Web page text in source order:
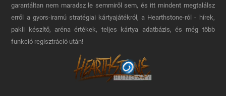
garantáltan nem maradsz le semmiről sem, és itt mindent megtalálsz
erről a gyors-iramú stratégiai kártyajátékról, a Hearthstone-ról - hírek,
pakli készítő, aréna értékek, teljes kártya adatbázis, és még több
funkció regisztráció után!